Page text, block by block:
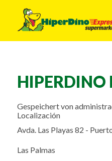
HIPERDINO
Gespeichert von
Localización
Avda. Las Playas 82 -
Las Palmas